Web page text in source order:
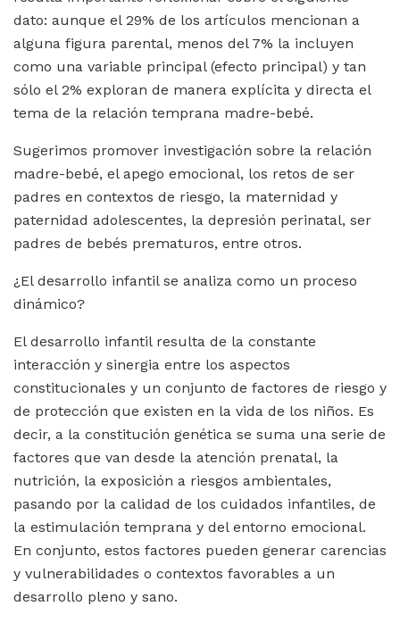
dato: aunque el 29% de los artículos mencionan a
alguna figura parental, menos del 7% la incluyen
como una variable principal (efecto principal) y tan
sólo el 2% exploran de manera explícita y directa el
tema de la relación temprana madre-bebé.
Sugerimos promover investigación sobre la relación
madre-bebé, el apego emocional, los retos de ser
padres en contextos de riesgo, la maternidad y
paternidad adolescentes, la depresión perinatal, ser
padres de bebés prematuros, entre otros.
¿El desarrollo infantil se analiza como un proceso
dinámico?
El desarrollo infantil resulta de la constante
interacción y sinergia entre los aspectos
constitucionales y un conjunto de factores de riesgo y
de protección que existen en la vida de los niños. Es
decir, a la constitución genética se suma una serie de
factores que van desde la atención prenatal, la
nutrición, la exposición a riesgos ambientales,
pasando por la calidad de los cuidados infantiles, de
la estimulación temprana y del entorno emocional.
En conjunto, estos factores pueden generar carencias
y vulnerabilidades o contextos favorables a un
desarrollo pleno y sano.